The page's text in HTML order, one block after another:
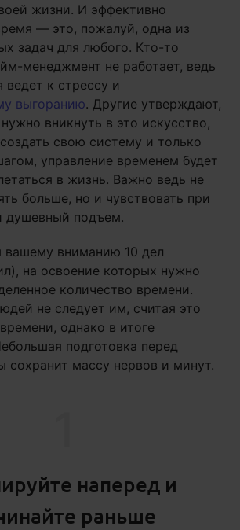
жизни. И эффективно
— это, пожалуй, одна из
задач для любого. Кто-то
менеджмент не работает, ведь
ведет к стрессу и
выгоранию. Другие утверждают,
вникнуть в это искусство,
свою систему и только
управление временем будет
в жизнь. Важно ведь не
больше, но и чувствовать при
душевный подъем.
вашему вниманию 10 дел
на освоение которых нужно
количество времени.
не следует им, считая это
однако в итоге
подготовка перед
сохранит массу нервов и минут.
наперед и
раньше